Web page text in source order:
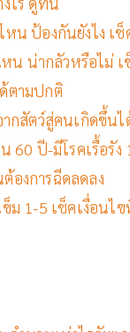
น ป้องกันยังไง เช็
น น่ากลัวหรือไม่ เ
ตามปกติ
กสัตว์สู่คนเกิดขึ้น
60 ปี-มีโรคเรื้อรัง
องการฉีดลดลง
ม 1-5 เช็คเงื่อนไ